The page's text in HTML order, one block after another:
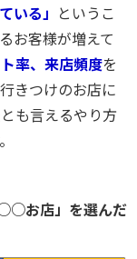
いる」 というこ
お客様が増えて
率、来店頻度を
きつけのお店に
も言えるやり方
○○お店」を選んだ